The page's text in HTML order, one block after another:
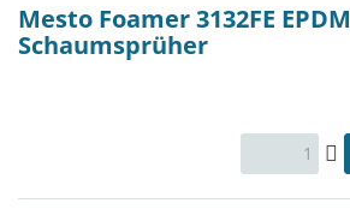
Mesto Foamer 3132FE EPDM
Schaumsprüher